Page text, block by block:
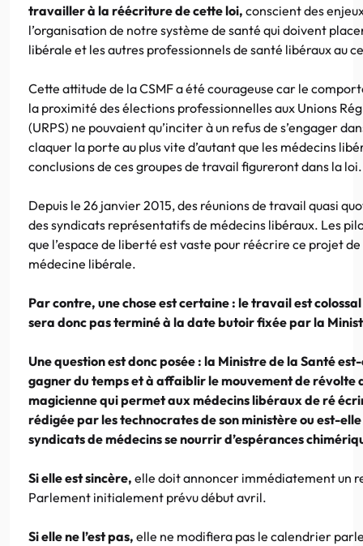
travailler à la réécriture de cette loi, conscient des
l’organisation de notre système de santé qui doivent
libérale et les autres professionnels de santé libéraux au
Cette attitude de la CSMF a été courageuse car le
la proximité des élections professionnelles aux Unions
(URPS) ne pouvaient qu’inciter à un refus de s’engager
claquer la porte au plus vite d’autant que les médecins
conclusions de ces groupes de travail figureront dans la loi.
Depuis le 26 janvier 2015, des réunions de travail quasi
des syndicats représentatifs de médecins libéraux. Les
que l’espace de liberté est vaste pour réécrire ce projet
médecine libérale.
Par contre, une chose est certaine : le travail est
sera donc pas terminé à la date butoir fixée par la
Une question est donc posée : la Ministre de la Santé
gagner du temps et à affaiblir le mouvement de révolte
magicienne qui permet aux médecins libéraux de ré
rédigée par les technocrates de son ministère ou est-
syndicats de médecins se nourrir d’espérances
Si elle est sincère, elle doit annoncer immédiatement un
Parlement initialement prévu début avril.
Si elle ne l’est pas, elle ne modifiera pas le calendrier